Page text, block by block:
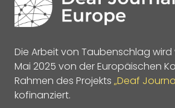
Die Arbeit von Taubenschlag wird
Mai 2025 von der Europäischen
Rahmen des Projekts „Deaf
kofinanziert.